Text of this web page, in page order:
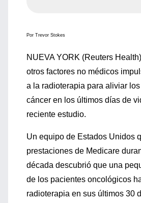
Por Trevor Stokes
NUEVA YORK (Reuters
otros factores no médicos
a la radioterapia para aliviar los
cáncer en los últimos días de
reciente estudio.
Un equipo de Estados Unidos
prestaciones de Medicare
década descubrió que una
de los pacientes oncológicos
radioterapia en sus últimos 30